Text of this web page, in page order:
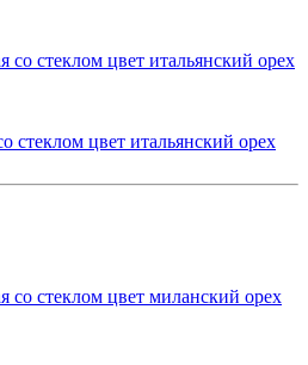
стеклом цвет итальянский орех